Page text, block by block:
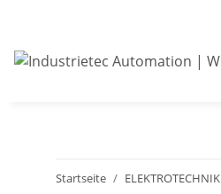
Startseite ELEKTROTECHNIK